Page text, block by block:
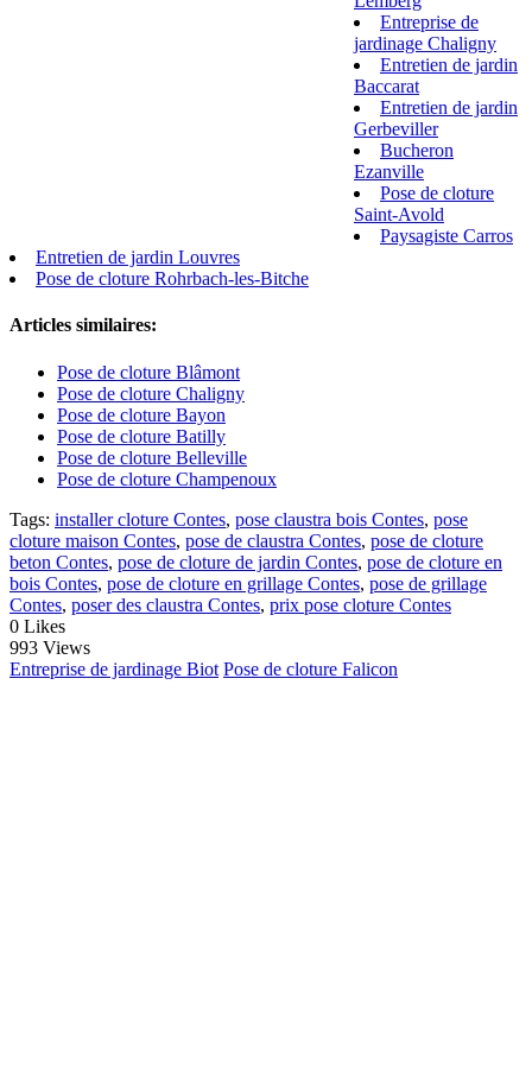
Entreprise de
jardinage Chaligny
Entretien de jardin
Baccarat
Entretien de jardin
Gerbeviller
Bucheron
Ezanville
Pose de cloture
Saint-Avold
Paysagiste Carros
Entretien de jardin Louvres
Pose de cloture Rohrbach-les-Bitche
Articles similaires:
Pose de cloture Blâmont
Pose de cloture Chaligny
Pose de cloture Bayon
Pose de cloture Batilly
Pose de cloture Belleville
Pose de cloture Champenoux
Tags: installer cloture Contes, pose claustra bois Contes, pose
cloture maison Contes, pose de claustra Contes, pose de cloture
beton Contes, pose de cloture de jardin Contes, pose de cloture en
bois Contes, pose de cloture en grillage Contes, pose de grillage
Contes, poser des claustra Contes, prix pose cloture Contes
0 Likes
993 Views
Entreprise de jardinage Biot Pose de cloture Falicon